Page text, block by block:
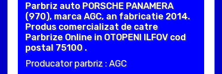
Parbriz auto PORSCHE PANAMERA
(970), marca AGC, an fabricatie 2014.
Produs comercializat de catre
Parbrize Online in OTOPENI ILFOV cod
postal 75100 .
Producator parbriz : AGC